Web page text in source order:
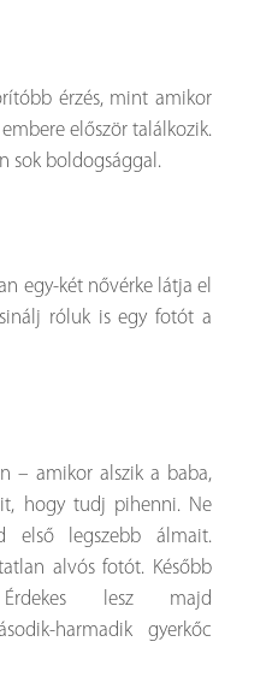
érzés, mint amikor
először találkozik.
sok boldogsággal.
egy-két nővérke látja el
róluk is egy fotót a
– amikor alszik a baba,
hogy tudj pihenni. Ne
első legszebb álmait.
alvós fotót. Később
lesz majd
harmadik gyerkőc